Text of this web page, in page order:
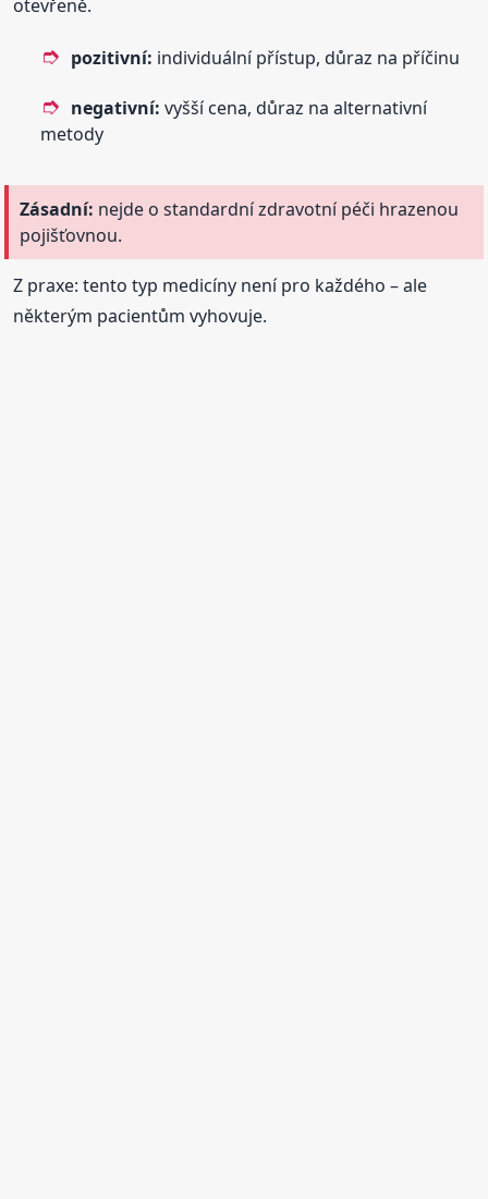
otevřeně.
pozitivní: individuální přístup, důraz na příčinu
negativní: vyšší cena, důraz na alternativní
metody
Zásadní: nejde o standardní zdravotní péči hrazenou
pojišťovnou.
Z praxe: tento typ medicíny není pro každého – ale
některým pacientům vyhovuje.